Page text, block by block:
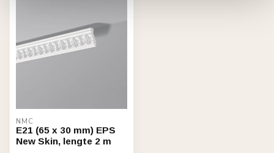
NMC
E21 (65 x 30 mm) EPS
New Skin, lengte 2 m